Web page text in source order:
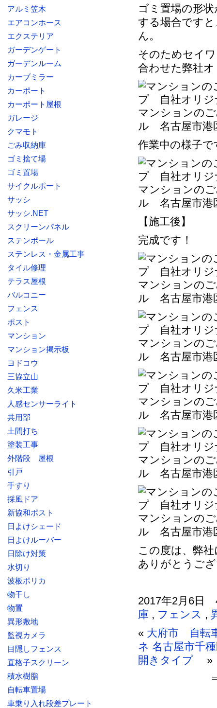
ゴミ置場の形
する場合です
ん。
そのためセイ
合わせた弊社
マンションの
ル 名古屋市港
作業中の様子で
マンションの
ル 名古屋市港
【施工後】
完成です！
マンションの
ル 名古屋市港
マンションの
ル 名古屋市港
マンションの
ル 名古屋市港
マンションの
ル 名古屋市港
マンションの
ル 名古屋市港
この度は、弊
ありがとうご
2017年2月6日
庫 , フェンス ,
« 大府市 自転
ネ 名古屋市千
開きタイプ
»
アルミ笠木
エアコンホース
エクステリア
ガーデンゲート
ガーデンルーム
カーブミラー
カーポート
カーポート屋根
ガレージ
クマモト
ごみ収納庫
ゴミ捨て場
ゴミ置場
サイクルポート
サッシ
サッシ.NET
スクリーンパネル
ステンポール
ステンレス・金属工事
タイル修理
テラス屋根
バルコニー
フェンス
ポスト
マンション
マンション掲示板
ヨドコウ
三協立山
久米工業
人感センサーライト
共用部
土間打ち
塗装工事
外階段 屋根
引戸
手すり
採風ドア
新協和ポスト
日よけシェード
日よけルーバー
日除け対策
水切り
波板ポリカ
物干し
物置
異形敷地
監視カメラ
目隠しフェンス
直格子スクリーン
積水樹脂
自転車置場
車乗り入れ段差プレート